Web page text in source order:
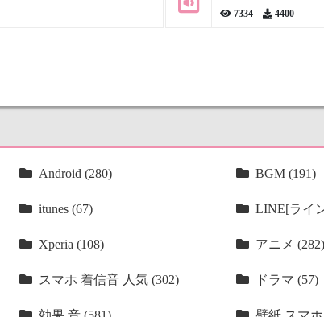
7334 4400
Android (280) BGM (191)
itunes (67) LINE[ライ
Xperia (108) アニメ (282)
スマホ 着信音 人気 (302) ドラマ (57)